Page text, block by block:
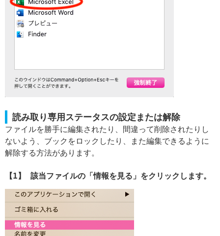
読み取り専用ステータスの設定または解除
ファイルを勝手に編集されたり、間違って削除されたりし
ないよう、ブックをロックしたり、また編集できるように
解除する方法があります。
【1】 該当ファイルの「情報を見る」をクリックします。